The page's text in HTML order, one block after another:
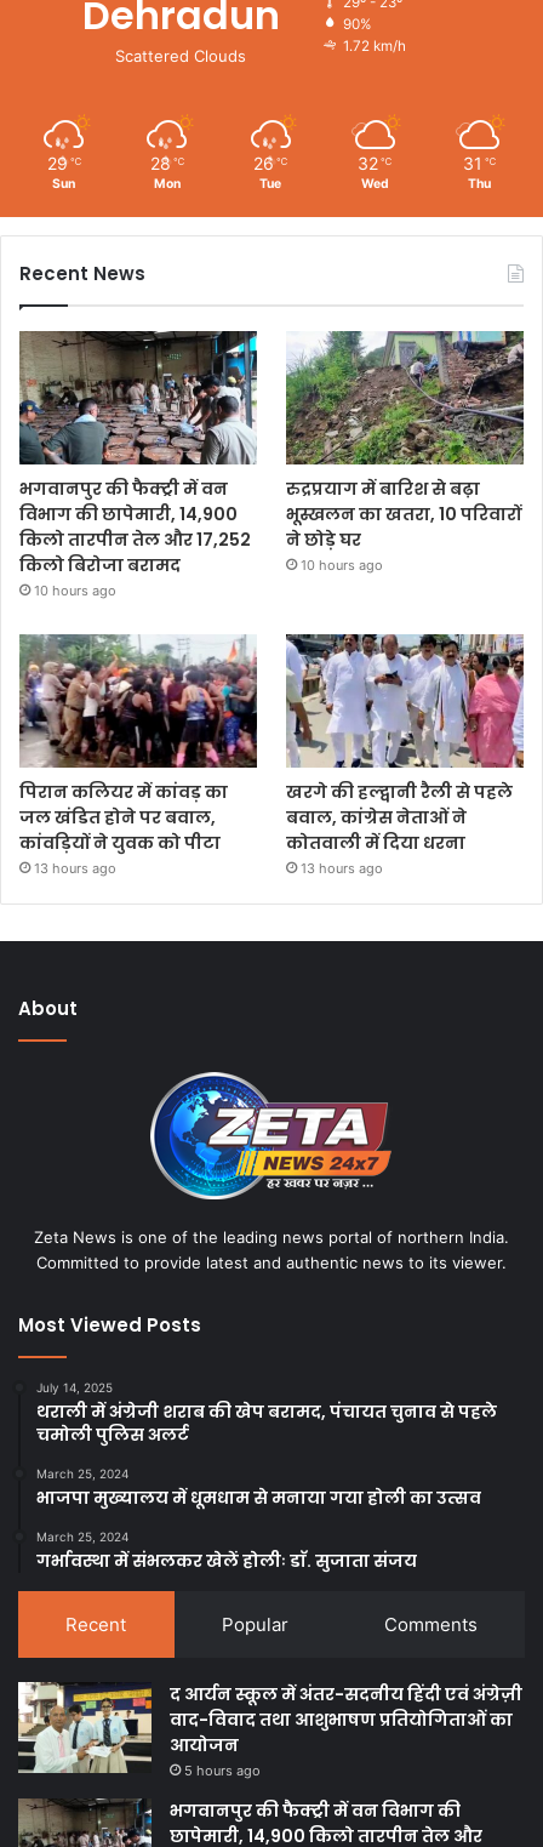
Dehradun
Scattered Clouds
90%
1.72 km/h
29 ℃
Sun
28 ℃
Mon
26 ℃
Tue
32 ℃
Wed
31 ℃
Thu
Recent News
भगवानपुर की फैक्ट्री में वन
विभाग की छापेमारी, 14,900
किलो तारपीन तेल और 17,252
किलो बिरोजा बरामद
10 hours ago
रुद्रप्रयाग में बारिश से बढ़ा
भूस्खलन का खतरा, 10 परिवारों
ने छोड़े घर
10 hours ago
पिरान कलियर में कांवड़ का
जल खंडित होने पर बवाल,
कांवड़ियों ने युवक को पीटा
13 hours ago
खरगे की हल्द्वानी रैली से पहले
बवाल, कांग्रेस नेताओं ने
कोतवाली में दिया धरना
13 hours ago
About
Zeta News is one of the leading news portal of northern India.
Committed to provide latest and authentic news to its viewer.
Most Viewed Posts
July 14, 2025
थराली में अंग्रेजी शराब की खेप बरामद, पंचायत चुनाव से पहले
चमोली पुलिस अलर्ट
March 25, 2024
भाजपा मुख्यालय में धूमधाम से मनाया गया होली का उत्सव
March 25, 2024
गर्भावस्था में संभलकर खेलें होलीः डाॅ. सुजाता संजय
Recent Popular Comments
द आर्यन स्कूल में अंतर-सदनीय हिंदी एवं अंग्रेज़ी
वाद-विवाद तथा आशुभाषण प्रतियोगिताओं का
आयोजन
5 hours ago
भगवानपुर की फैक्ट्री में वन विभाग की
छापेमारी, 14,900 किलो तारपीन तेल और